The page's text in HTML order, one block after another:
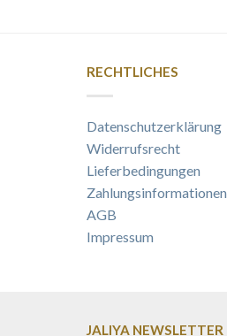
RECHTLICHES
Datenschutzerklärung
Widerrufsrecht
Lieferbedingungen
Zahlungsinformationen
AGB
Impressum
JALIYA NEWSLETTER